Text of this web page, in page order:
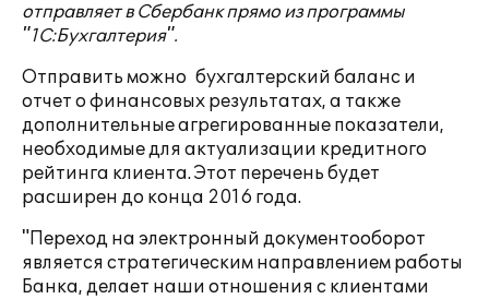
отправляет в Сбербанк прямо из программы
"1С:Бухгалтерия".
Отправить можно бухгалтерский баланс и
отчет о финансовых результатах, а также
дополнительные агрегированные показатели,
необходимые для актуализации кредитного
рейтинга клиента. Этот перечень будет
расширен до конца 2016 года.
"Переход на электронный документооборот
является стратегическим направлением работы
Банка, делает наши отношения с клиентами